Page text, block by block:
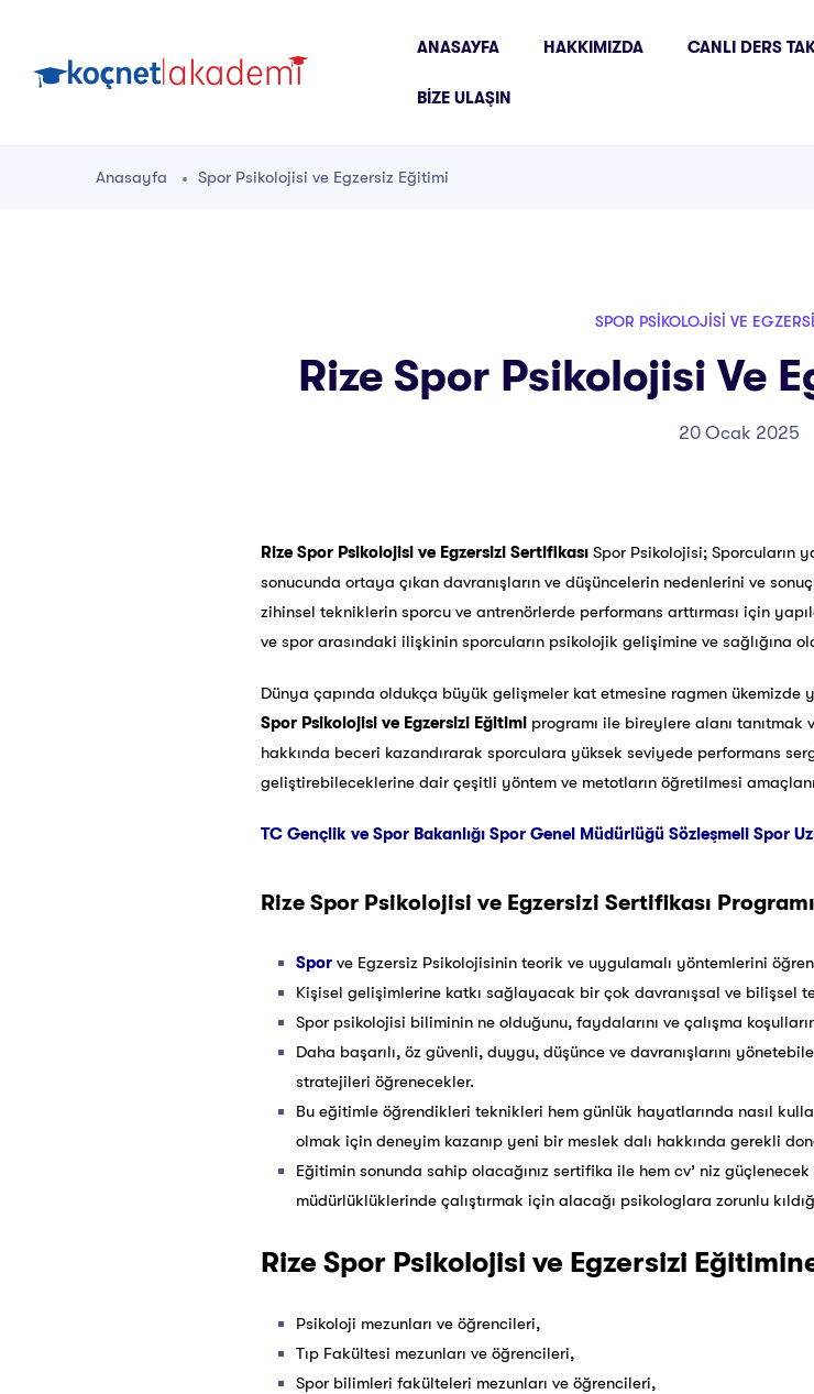
ANASAYFA HAKKIMIZDA CANLI DERS
BIZE ULAŞIN
Anasayfa Spor Psikolojisi ve Egzersiz Eğitimi
SPOR PSIKOLOJISI VE
Rize Spor Psikolojisi Ve
20 Ocak 2025
Rize Spor Psikolojisi ve Egzersizi Sertifikası Spor Psikolojisi; Sporcuların
sonucunda ortaya çıkan davranışların ve düşüncelerin nedenlerini ve
zihinsel tekniklerin sporcu ve antrenörlerde performans arttırması için
ve spor arasındaki ilişkinin sporcuların psikolojik gelişimine ve sağlığına
Dünya çapında oldukça büyük gelişmeler kat etmesine ragmen
Spor Psikolojisi ve Egzersizi Eğitimi programı ile bireylere alanı
hakkında beceri kazandırarak sporculara yüksek seviyede performans
geliştirebileceklerine dair çeşitli yöntem ve metotların öğretilmesi
TC Gençlik ve Spor Bakanlığı Spor Genel Müdürlüğü Sözleşmeli Spor
Rize Spor Psikolojisi ve Egzersizi Sertifikası
Spor ve Egzersiz Psikolojisinin teorik ve uygulamalı yöntemlerini
Kişisel gelişimlerine katkı sağlayacak bir çok davranışsal ve bilişsel
Spor psikolojisi biliminin ne olduğunu, faydalarını ve çalışma
Daha başarılı, öz güvenli, duygu, düşünce ve davranışlarını
stratejileri öğrenecekler.
Bu eğitimle öğrendikleri teknikleri hem günlük hayatlarında nasıl
olmak için deneyim kazanıp yeni bir meslek dalı hakkında gerekli
Eğitimin sonunda sahip olacağınız sertifika ile hem cv’ niz
müdürlüklüklerinde çalıştırmak için alacağı psikologlara zorunlu
Rize Spor Psikolojisi ve Egzersizi
Psikoloji mezunları ve öğrencileri,
Tıp Fakültesi mezunları ve öğrencileri,
Spor bilimleri fakülteleri mezunları ve öğrencileri,